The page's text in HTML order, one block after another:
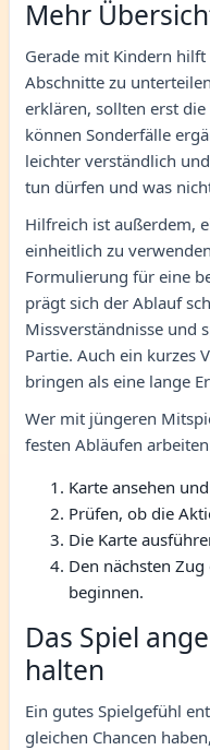
Mehr
Gerade mit Kindern
Abschnitte zu
erklären, sollten erst
können Sonderfälle
leichter verständlich
tun dürfen und was
Hilfreich ist außerdem,
einheitlich zu
Formulierung für eine
prägt sich der Ablauf
Missverständnisse und
Partie. Auch ein kurzes
bringen als eine lange
Wer mit jüngeren
festen Abläufen
Karte ansehen
Prüfen, ob die
Die Karte
Den nächsten
beginnen.
Das Spiel
halten
Ein gutes Spielgefühl
gleichen Chancen